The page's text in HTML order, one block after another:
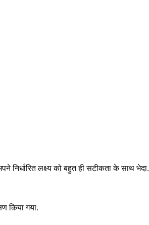
निर्धारित लक्ष्य को बहुत ही सटीकता के साथ भेदा.
किया गया.